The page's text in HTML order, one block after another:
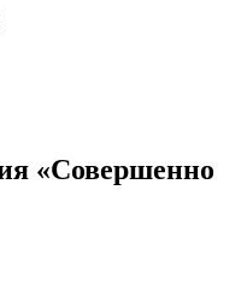
«Совершенно